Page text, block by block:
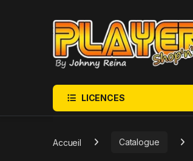
LICENCES
Accueil Catalogue